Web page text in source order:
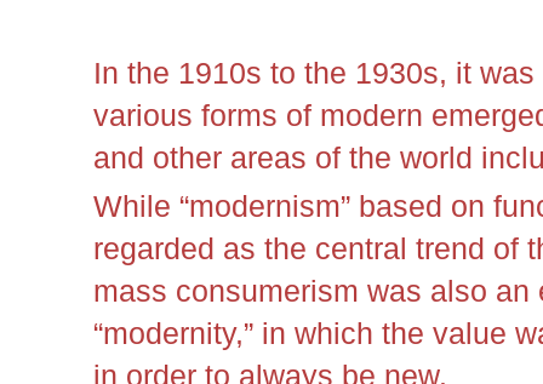
In the 1910s to the 1930s, it
various forms of modern
and other areas of the world
While “modernism” based on
regarded as the central trend of
mass consumerism was also an
“modernity,” in which the value
in order to always be new.